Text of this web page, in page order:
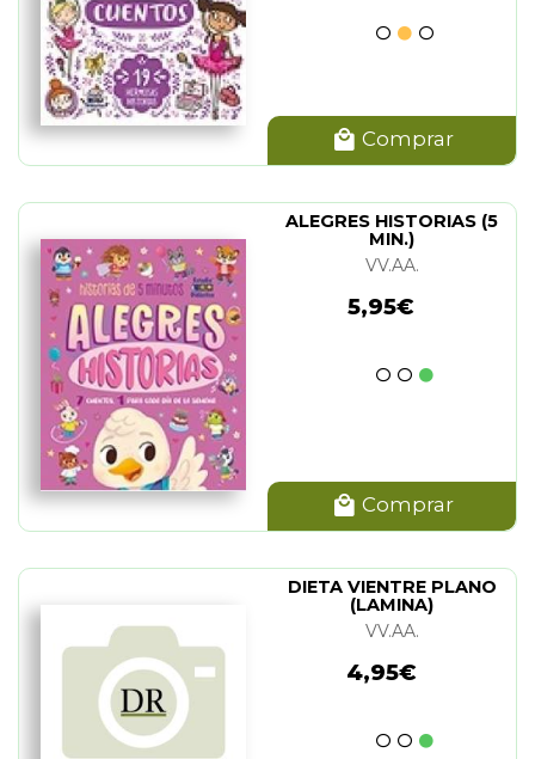
Comprar
ALEGRES HISTORIAS (5
MIN.)
VV.AA.
5,95€
Comprar
DIETA VIENTRE PLANO
(LAMINA)
VV.AA.
4,95€